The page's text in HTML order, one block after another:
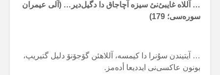
… آللاە غایبئ‌نئ سیزە آچاجاق دا دگیل‌دیر… (آلی عیمران
سورەسی؛ 179)
… آیتیندن سۇنرا دا کیمسە، آللاهئن گۆجۆنۆ دلیل گتیریپ،
بونون عاکسی‌نی ایددیعا أدەمز.